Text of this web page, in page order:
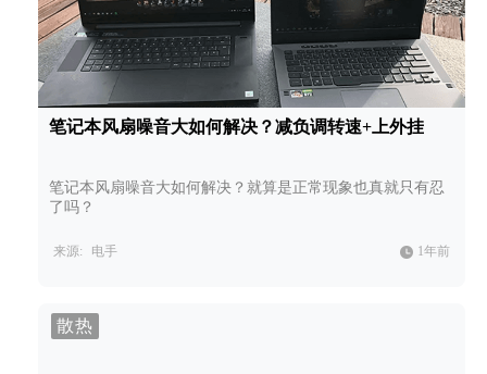
笔记本风扇噪音大如何解决？减负调转速+上外挂
笔记本风扇噪音大如何解决？就算是正常现象也真就只有忍
了吗？
来源: 电手 1年前
散热